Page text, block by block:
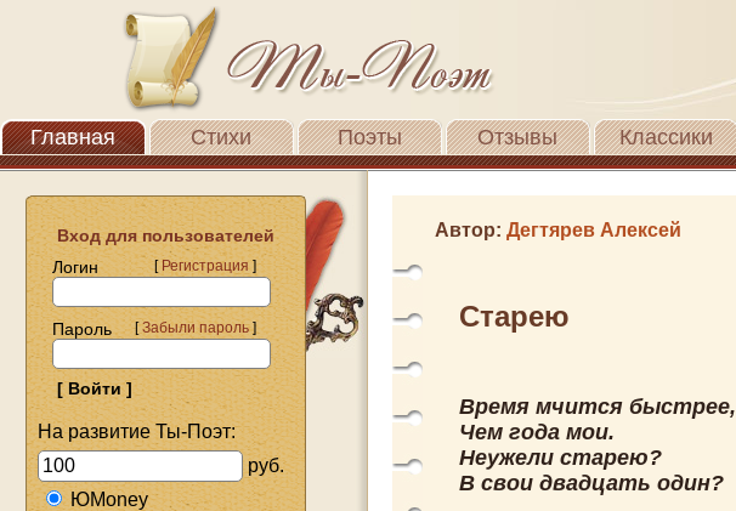
Главная Стихи Поэты Отзывы Классики
Вход для пользователей
Логин
[Регистрация]
Пароль [Забыли пароль]
На развитие Ты-Поэт:
руб.
ЮMoney
Автор: Дегтярев Алексей
Старею
Время мчится быстрее,
Чем года мои.
Неужели старею?
В свои двадцать один?